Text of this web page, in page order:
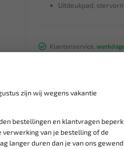
zijn wij wegens vakantie
bestellingen en klantvragen
van je bestelling of de
langer duren dan je van ons gewend
Uitdeukpad,
Klantenservice,
gemiddeld
Lage verzendkosten NL